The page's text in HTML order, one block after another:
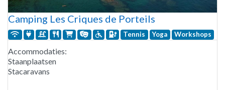
Camping Les Criques de Porteils
Tennis Yoga Workshops
Accommodaties:
Staanplaatsen
Stacaravans